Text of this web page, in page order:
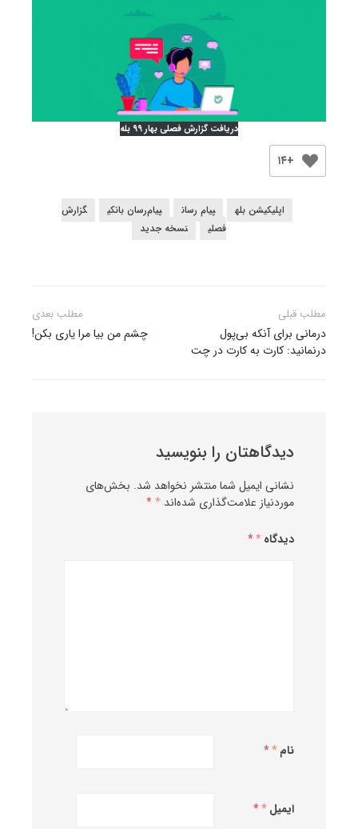
دریافت گزارش فصلی بهار ۹۹ بله
+۱۴
اپلیکیشن بله پیام رسان پیام‌رسان بانکی
گزارش
فصلی
نسخه جدید
راهبری
نوشته
مطلب قبلی
درمانی برای آنکه بی‌پول
درنمانید: کارت به کارت در چت
مطلب بعدی
چشم من بیا مرا یاری بکن!
دیدگاهتان را بنویسید
نشانی ایمیل شما منتشر نخواهد شد. بخش‌های
موردنیاز علامت‌گذاری شده‌اند *
دیدگاه*
نام*
ایمیل*